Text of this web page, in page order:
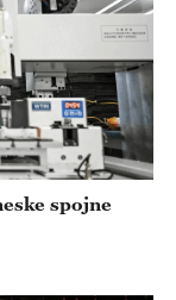
spojne